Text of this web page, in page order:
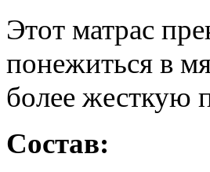
Этот матрас
понежиться в
более жесткую
Состав: